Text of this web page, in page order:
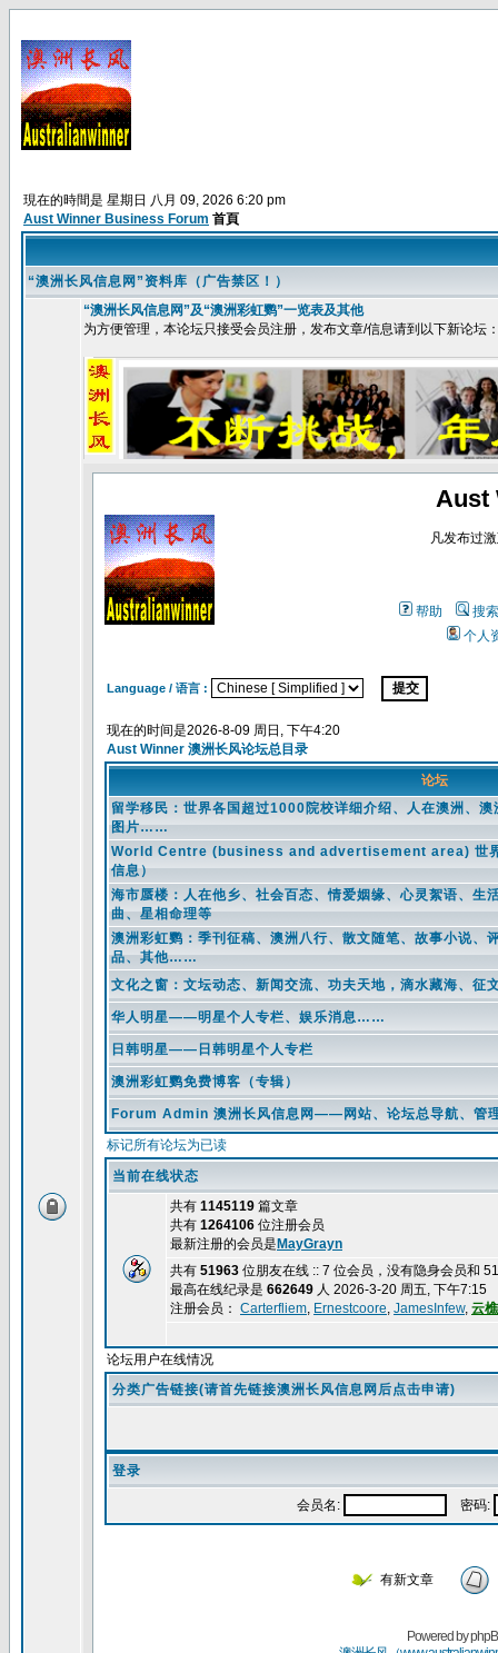
現在的時間是 星期日 八月 09, 2026 6:20 pm
Aust Winner Business Forum 首頁
“澳洲长风信息网”资料库（广告禁区！）
“澳洲长风信息网”及“澳洲彩虹鹦”一览表及其他
为方便管理，本论坛只接受会员注册，发布文章/信息请到以下新论坛